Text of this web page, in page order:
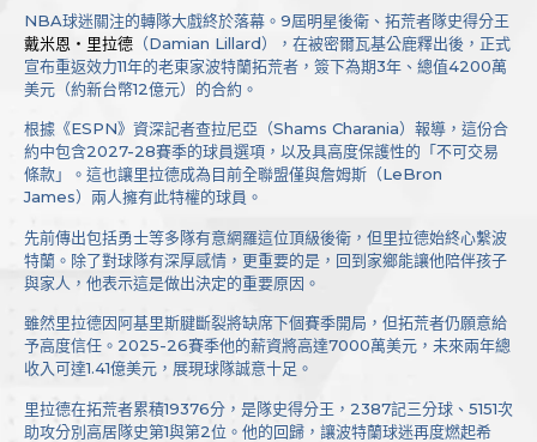
NBA球迷關注的轉隊大戲終於落幕。9屆明星後衛、拓荒者隊史得分王
戴米恩・里拉德 （Damian Lillard），在被密爾瓦基公鹿釋出後，正式
宣布重返效力11年的老東家波特蘭拓荒者，簽下為期3年、總值4200萬
美元（約新台幣12億元）的合約。
根據《ESPN》資深記者查拉尼亞（Shams Charania）報導，這份合
約中包含2027-28賽季的球員選項，以及具高度保護性的「不可交易
條款」。這也讓里拉德成為目前全聯盟僅與詹姆斯（LeBron
James）兩人擁有此特權的球員。
先前傳出包括勇士等多隊有意網羅這位頂級後衛，但里拉德始終心繫波
特蘭。除了對球隊有深厚感情，更重要的是，回到家鄉能讓他陪伴孩子
與家人，他表示這是做出決定的重要原因。
雖然里拉德因阿基里斯腱斷裂將缺席下個賽季開局，但拓荒者仍願意給
予高度信任。2025-26賽季他的薪資將高達7000萬美元，未來兩年總
收入可達1.41億美元，展現球隊誠意十足。
里拉德在拓荒者累積19376分，是隊史得分王，2387記三分球、5151次
助攻分別高居隊史第1與第2位。他的回歸，讓波特蘭球迷再度燃起希